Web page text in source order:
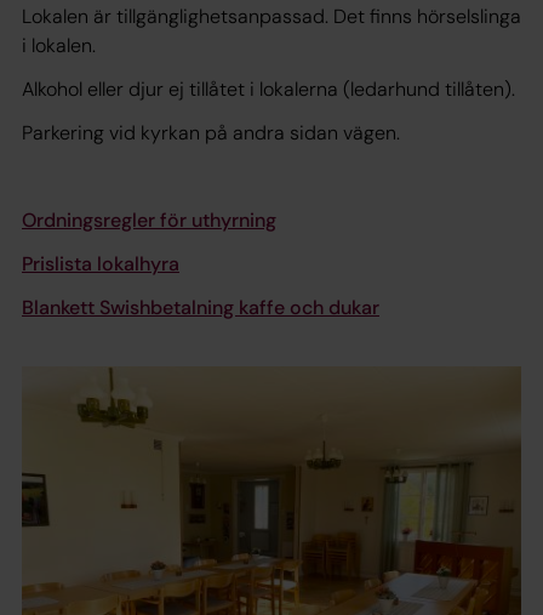
Lokalen är tillgänglighetsanpassad. Det finns hörselslinga
i lokalen.
Alkohol eller djur ej tillåtet i lokalerna (ledarhund tillåten).
Parkering vid kyrkan på andra sidan vägen.
Ordningsregler för uthyrning
Prislista lokalhyra
Blankett Swishbetalning kaffe och dukar